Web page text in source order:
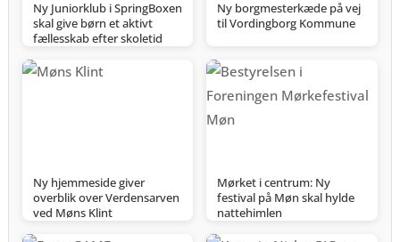
Ny Juniorklub i SpringBoxen
skal give børn et aktivt
fællesskab efter skoletid
Ny borgmesterkæde på vej
til Vordingborg Kommune
Ny hjemmeside giver
overblik over Verdensarven
ved Møns Klint
Mørket i centrum: Ny
festival på Møn skal hylde
nattehimlen